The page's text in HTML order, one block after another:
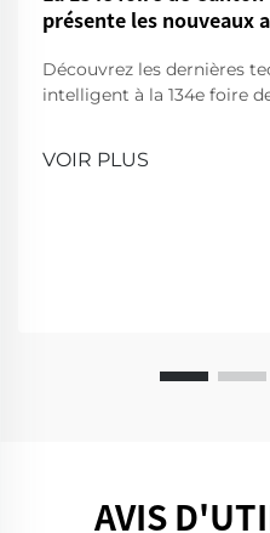
présente les
Découvrez les dernières
intelligent à la 134e foire
une démonstration!
VOIR PLUS
AVIS